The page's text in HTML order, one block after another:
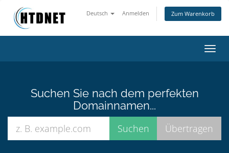
Deutsch Anmelden Zum Warenkorb
Suchen Sie nach dem perfekten
Domainnamen...